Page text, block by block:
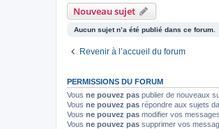
Nouveau sujet
Aucun sujet n’a été publié dans ce forum.
Revenir à l’accueil du forum
PERMISSIONS DU FORUM
Vous ne pouvez pas publier de nouveaux
Vous ne pouvez pas répondre aux sujets
Vous ne pouvez pas modifier vos
Vous ne pouvez pas supprimer vos